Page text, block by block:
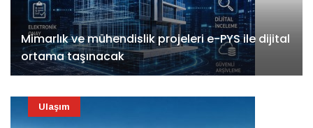
Mimarlık ve mühendislik projeleri e-PYS ile dijital
ortama taşınacak
Ulaşım